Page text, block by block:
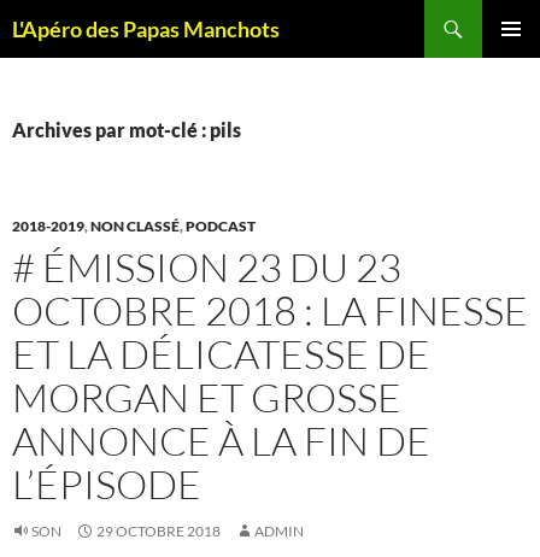
L'Apéro des Papas Manchots
Archives par mot-clé : pils
2018-2019,NON CLASSÉ,PODCAST
# ÉMISSION 23 DU 23
OCTOBRE 2018 : LA FINESSE
ET LA DÉLICATESSE DE
MORGAN ET GROSSE
ANNONCE À LA FIN DE
L’ÉPISODE
SON 29 OCTOBRE 2018 ADMIN